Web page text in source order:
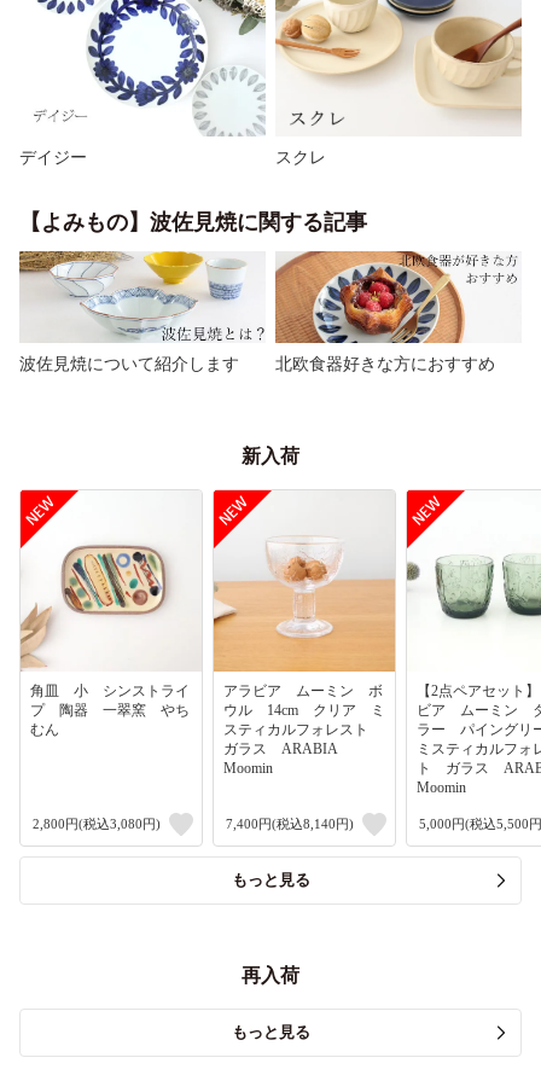
デイジー スクレ
【よみもの】波佐見焼に関する記事
波佐見焼について紹介します 北欧食器好きな方におすすめ
新入荷
角皿 小 シンストライ
プ 陶器 一翠窯 やち
むん
2,800円(税込3,080円)
アラビア ムーミン ボ
ウル 14cm クリア ミ
スティカルフォレスト
ガラス ARABIA
Moomin
7,400円(税込8,140円)
【2点ペアセット
ビア ムーミン
ラー パイング
ミスティカルフォ
ト ガラス
Moomin
5,000円(税込5,500
もっと見る
再入荷
もっと見る